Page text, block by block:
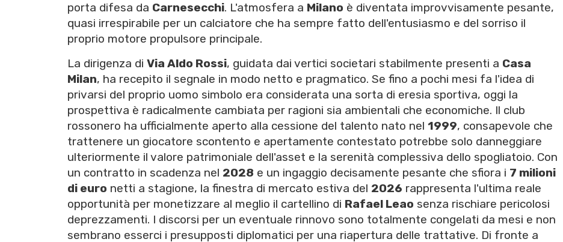
porta difesa da Carnesecchi. L'atmosfera a Milano è diventata improvvisamente pesante,
quasi irrespirabile per un calciatore che ha sempre fatto dell'entusiasmo e del sorriso il
proprio motore propulsore principale.
La dirigenza di Via Aldo Rossi, guidata dai vertici societari stabilmente presenti a Casa
Milan, ha recepito il segnale in modo netto e pragmatico. Se fino a pochi mesi fa l'idea di
privarsi del proprio uomo simbolo era considerata una sorta di eresia sportiva, oggi la
prospettiva è radicalmente cambiata per ragioni sia ambientali che economiche. Il club
rossonero ha ufficialmente aperto alla cessione del talento nato nel 1999, consapevole che
trattenere un giocatore scontento e apertamente contestato potrebbe solo danneggiare
ulteriormente il valore patrimoniale dell'asset e la serenità complessiva dello spogliatoio. Con
un contratto in scadenza nel 2028 e un ingaggio decisamente pesante che sfiora i 7 milioni
di euro netti a stagione, la finestra di mercato estiva del 2026 rappresenta l'ultima reale
opportunità per monetizzare al meglio il cartellino di Rafael Leao senza rischiare pericolosi
deprezzamenti. I discorsi per un eventuale rinnovo sono totalmente congelati da mesi e non
sembrano esserci i presupposti diplomatici per una riapertura delle trattative. Di fronte a